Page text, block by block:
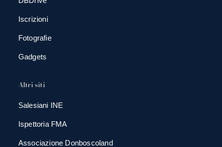
Iscrizioni
Fotografie
Gadgets
Altri siti
Salesiani INE
Ispettoria FMA
Associazione Donboscoland